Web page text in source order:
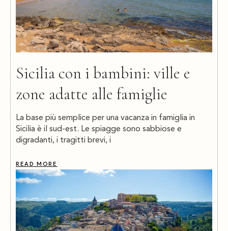
Sicilia con i bambini: ville e
zone adatte alle famiglie
La base più semplice per una vacanza in famiglia in
Sicilia è il sud-est. Le spiagge sono sabbiose e
digradanti, i tragitti brevi, i
READ MORE